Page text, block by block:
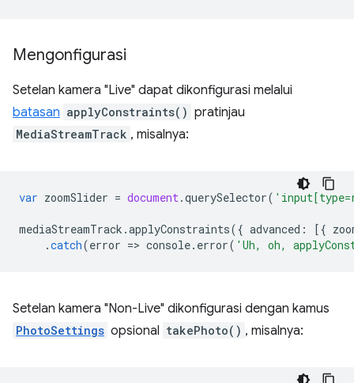
Mengonfigurasi
Setelan kamera "Live" dapat dikonfigurasi melalui
batasan applyConstraints() pratinjau
MediaStreamTrack , misalnya:
var zoomSlider = document.querySelector(
mediaStreamTrack .applyConstraints({ advanced : [{
.catch(error => console. error( 'Uh, oh,
Setelan kamera "Non-Live" dikonfigurasi dengan kamus
PhotoSettings opsional takePhoto() , misalnya: